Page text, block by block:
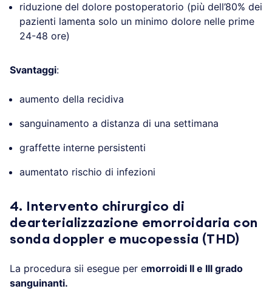
riduzione del dolore postoperatorio (più dell’80% dei
pazienti lamenta solo un minimo dolore nelle prime
24-48 ore)
Svantaggi:
aumento della recidiva
sanguinamento a distanza di una settimana
graffette interne persistenti
aumentato rischio di infezioni
4. Intervento chirurgico di
dearterializzazione emorroidaria con
sonda doppler e mucopessia (THD)
La procedura sii esegue per emorroidi II e III grado
sanguinanti.